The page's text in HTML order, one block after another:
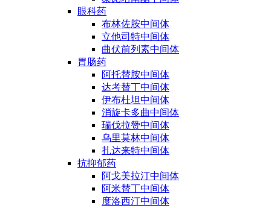
眼科药
布林佐胺中间体
立他司特中间体
曲伏前列素中间体
胃肠药
阿托替胺中间体
达考替丁中间体
伊布杜坦中间体
消旋卡多曲中间体
瑞伐拉赞中间体
乌里莫林中间体
扎达来特中间体
抗抑郁药
阿戈美拉汀中间体
阿米替丁中间体
度洛西汀中间体